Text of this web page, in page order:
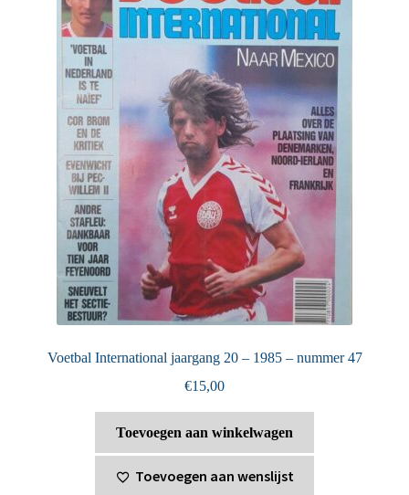
Voetbal International jaargang 20 – 1985 – nummer 47
€15,00
Toevoegen aan winkelwagen
Toevoegen aan wenslijst